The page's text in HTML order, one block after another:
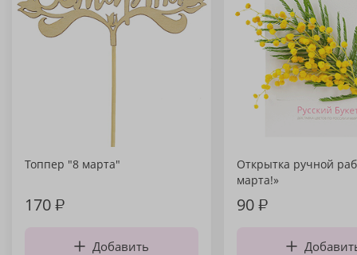
Топпер "8 марта"
170₽
Добавить
Открытка ручной
марта!»
90₽